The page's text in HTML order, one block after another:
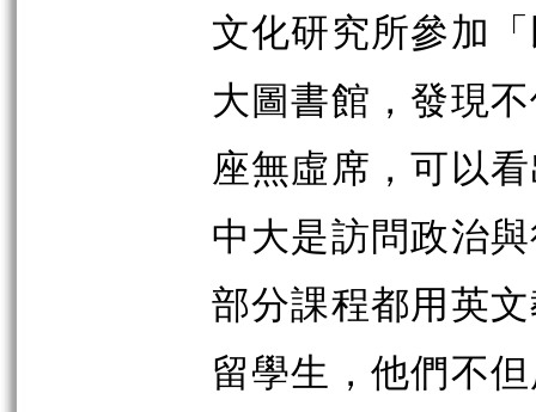
文化研究所參加
大圖書館，發現
座無虛席，可以
中大是訪問政治
部分課程都用英
留學生，他們不